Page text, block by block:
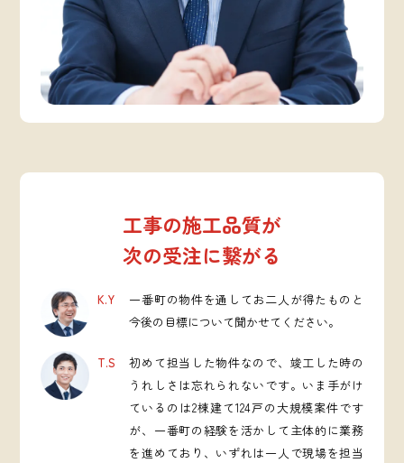
工事の施工品質が
次の受注に繋がる
K.Y
一番町の物件を通してお二人が得たものと
今後の目標について聞かせてください。
T.S
初めて担当した物件なので、竣工した時の
うれしさは忘れられないです。いま手がけ
ているのは2棟建て124戸の大規模案件です
が、一番町の経験を活かして主体的に業務
を進めており、いずれは一人で現場を担当